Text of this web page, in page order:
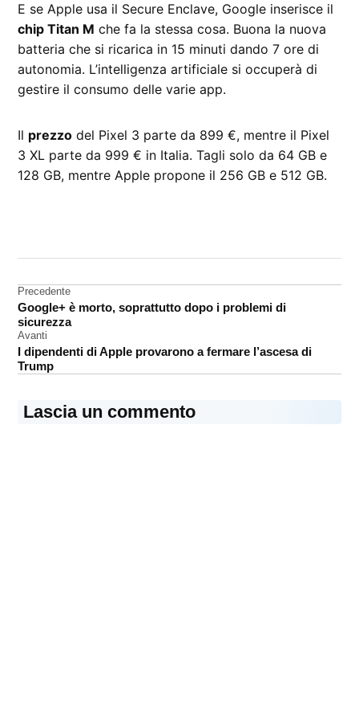
E se Apple usa il Secure Enclave, Google inserisce il
chip Titan M che fa la stessa cosa. Buona la nuova
batteria che si ricarica in 15 minuti dando 7 ore di
autonomia. L’intelligenza artificiale si occuperà di
gestire il consumo delle varie app.
Il prezzo del Pixel 3 parte da 899 €, mentre il Pixel
3 XL parte da 999 € in Italia. Tagli solo da 64 GB e
128 GB, mentre Apple propone il 256 GB e 512 GB.
Pixel
3
Navigazione
articoli
Precedente
Google+ è morto, soprattutto dopo i problemi di
sicurezza
Avanti
I dipendenti di Apple provarono a fermare l’ascesa di
Trump
Lascia un commento